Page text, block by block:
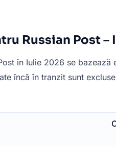
Russian Post –
în Iulie 2026 se
încă în tranzit sunt